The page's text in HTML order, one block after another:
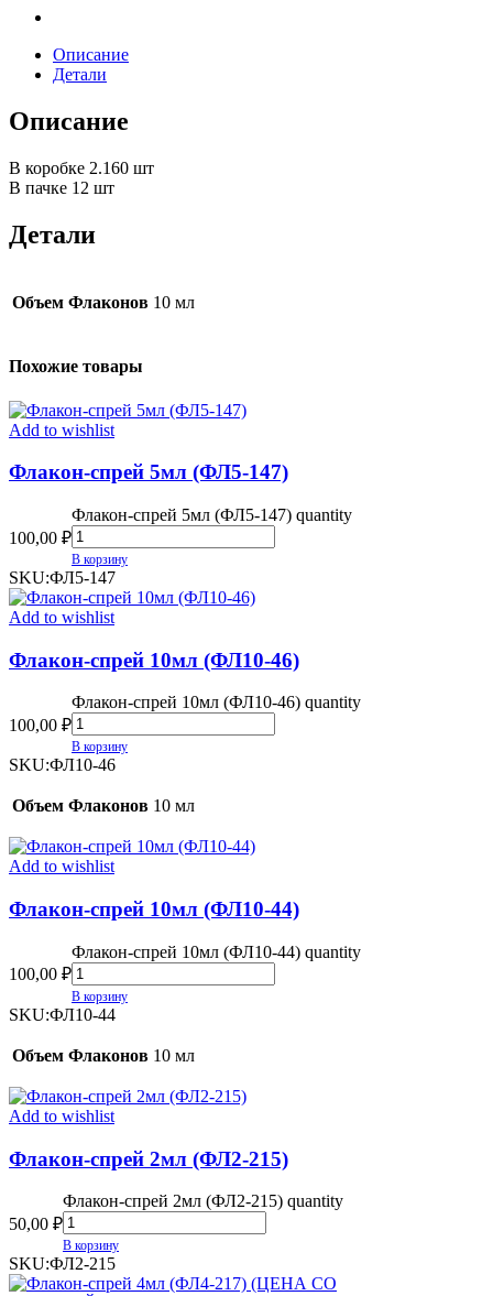
Описание
Детали
Описание
В коробке 2.160 шт
В пачке 12 шт
Детали
Объем Флаконов 10 мл
Похожие товары
Add to wishlist
Флакон-спрей 5мл (ФЛ5-147)
100,00 ₽
Флакон-спрей 5мл (ФЛ5-147) quantity
В корзину
SKU:ФЛ5-147
Add to wishlist
Флакон-спрей 10мл (ФЛ10-46)
100,00 ₽
Флакон-спрей 10мл (ФЛ10-46) quantity
В корзину
SKU:ФЛ10-46
Объем Флаконов 10 мл
Add to wishlist
Флакон-спрей 10мл (ФЛ10-44)
100,00 ₽
Флакон-спрей 10мл (ФЛ10-44) quantity
В корзину
SKU:ФЛ10-44
Объем Флаконов 10 мл
Add to wishlist
Флакон-спрей 2мл (ФЛ2-215)
50,00 ₽
Флакон-спрей 2мл (ФЛ2-215) quantity
В корзину
SKU:ФЛ2-215